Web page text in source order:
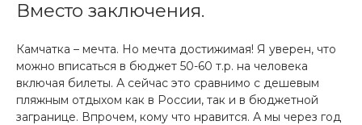
Вместо заключения.
Камчатка – мечта. Но мечта достижимая! Я уверен, что
можно вписаться в бюджет 50-60 т.р. на человека
включая билеты. А сейчас это сравнимо с дешевым
пляжным отдыхом как в России, так и в бюджетной
загранице. Впрочем, кому что нравится. А мы через год